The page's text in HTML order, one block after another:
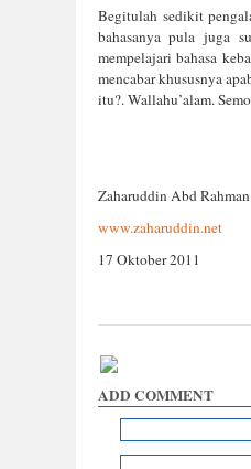
Begitulah sedikit
bahasanya pula juga
mempelajari bahasa
mencabar khususnya
itu?. Wallahu’alam.
Zaharuddin Abd Rahman
www.zaharuddin.net
17 Oktober 2011
ADD COMMENT